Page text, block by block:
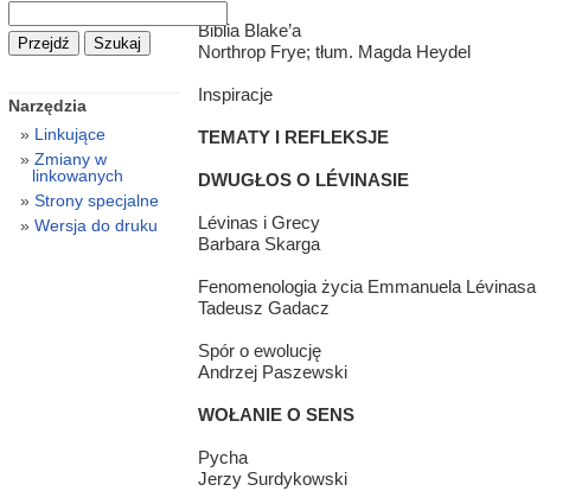
Biblia Blake’a
Northrop Frye; tłum. Magda Heydel
Inspiracje
TEMATY I REFLEKSJE
DWUGŁOS O LÉVINASIE
Lévinas i Grecy
Barbara Skarga
Fenomenologia życia Emmanuela Lévinasa
Tadeusz Gadacz
Spór o ewolucję
Andrzej Paszewski
WOŁANIE O SENS
Pycha
Jerzy Surdykowski
Narzędzia
Linkujące
Zmiany w
linkowanych
Strony specjalne
Wersja do druku